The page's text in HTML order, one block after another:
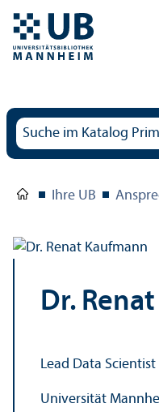
Ihre UB
Dr.
Lead Data
Universität